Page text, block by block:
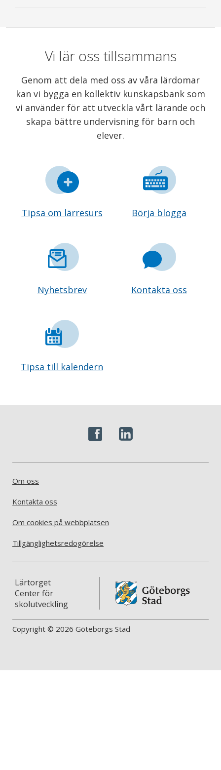
Vi lär oss tillsammans
Genom att dela med oss av våra lärdomar
kan vi bygga en kollektiv kunskapsbank som
vi använder för att utveckla vårt lärande och
skapa bättre undervisning för barn och
elever.
Tipsa om lärresurs Börja blogga
Nyhetsbrev Kontakta oss
Tipsa till kalendern
Om oss
Kontakta oss
Om cookies på webbplatsen
Tillgänglighetsredogörelse
Lärtorget
Center för
skolutveckling
Copyright © 2026 Göteborgs Stad